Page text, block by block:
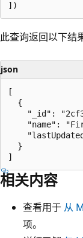
此查询返回以下结
json
[
  {
"_id":
"name":
  }
相关内容
查看用于 从
项。